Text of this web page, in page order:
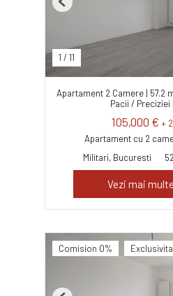
1 / 11
Previous
Apartament 2 Camere | 57.2
Pacii / Preciziei
105,000 € +
Apartament cu 2
Militari, Bucuresti
Vezi mai
Comision 0%